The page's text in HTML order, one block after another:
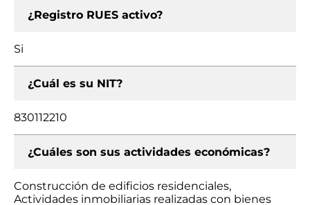
¿Registro RUES activo?
Si
¿Cuál es su NIT?
830112210
¿Cuáles son sus actividades económicas?
Construcción de edificios residenciales,
Actividades inmobiliarias realizadas con bienes